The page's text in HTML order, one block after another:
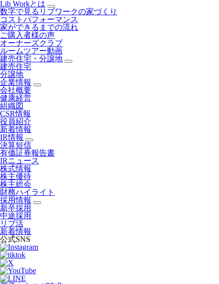
Lib Workとは
数字で見るリブワークの家づくり
コストパフォーマンス
家ができるまでの流れ
ご購入者様の声
オーナーズクラブ
ルームツアー動画
建売住宅・分譲地
建売住宅
分譲地
企業情報
会社概要
健康経営
組織図
CSR情報
役員紹介
新着情報
IR情報
決算短信
有価証券報告書
IRニュース
株式情報
株主優待
株主総会
財務ハイライト
採用情報
新卒採用
中途採用
リブ活
新着情報
公式SNS